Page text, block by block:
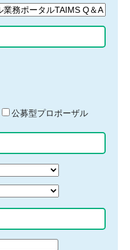
公募型プロポーザル